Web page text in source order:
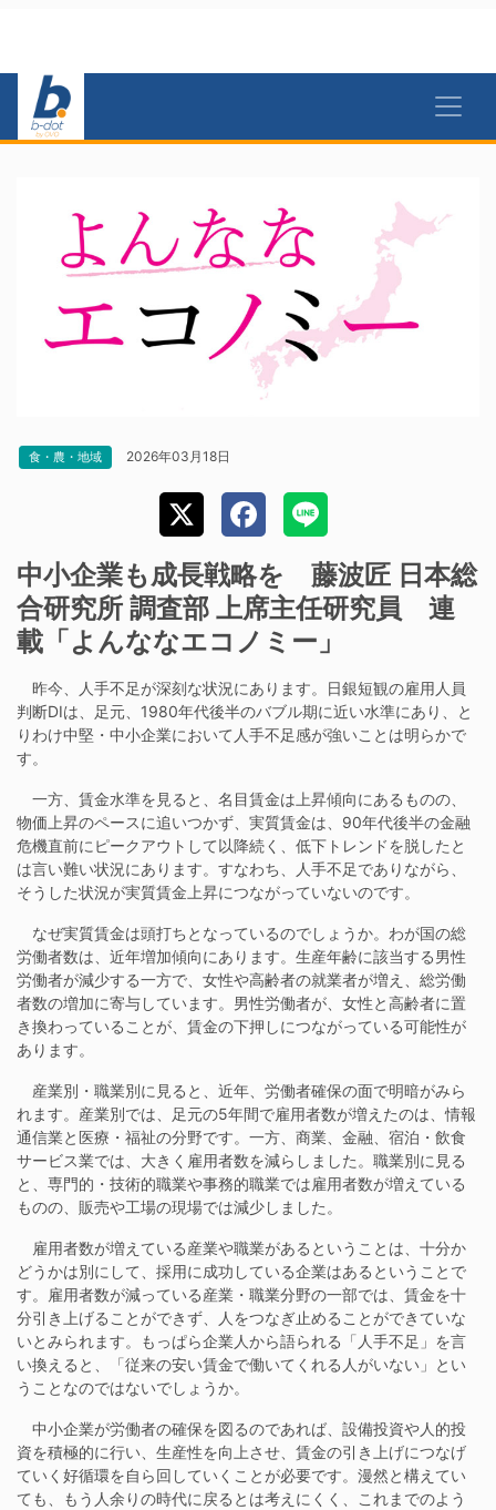
食・農・地域 2026年03月18日
中小企業も成長戦略を 藤波匠 日本総
合研究所 調査部 上席主任研究員 連
載「よんななエコノミー」
昨今、人手不足が深刻な状況にあります。日銀短観の雇用人員
判断DIは、足元、1980年代後半のバブル期に近い水準にあり、と
りわけ中堅・中小企業において人手不足感が強いことは明らかで
す。
一方、賃金水準を見ると、名目賃金は上昇傾向にあるものの、
物価上昇のペースに追いつかず、実質賃金は、90年代後半の金融
危機直前にピークアウトして以降続く、低下トレンドを脱したと
は言い難い状況にあります。すなわち、人手不足でありながら、
そうした状況が実質賃金上昇につながっていないのです。
なぜ実質賃金は頭打ちとなっているのでしょうか。わが国の総
労働者数は、近年増加傾向にあります。生産年齢に該当する男性
労働者が減少する一方で、女性や高齢者の就業者が増え、総労働
者数の増加に寄与しています。男性労働者が、女性と高齢者に置
き換わっていることが、賃金の下押しにつながっている可能性が
あります。
産業別・職業別に見ると、近年、労働者確保の面で明暗がみら
れます。産業別では、足元の5年間で雇用者数が増えたのは、情報
通信業と医療・福祉の分野です。一方、商業、金融、宿泊・飲食
サービス業では、大きく雇用者数を減らしました。職業別に見る
と、専門的・技術的職業や事務的職業では雇用者数が増えている
ものの、販売や工場の現場では減少しました。
雇用者数が増えている産業や職業があるということは、十分か
どうかは別にして、採用に成功している企業はあるということで
す。雇用者数が減っている産業・職業分野の一部では、賃金を十
分引き上げることができず、人をつなぎ止めることができていな
いとみられます。もっぱら企業人から語られる「人手不足」を言
い換えると、「従来の安い賃金で働いてくれる人がいない」とい
うことなのではないでしょうか。
中小企業が労働者の確保を図るのであれば、設備投資や人的投
資を積極的に行い、生産性を向上させ、賃金の引き上げにつなげ
ていく好循環を自ら回していくことが必要です。漫然と構えてい
ても、もう人余りの時代に戻るとは考えにくく、これまでのよう